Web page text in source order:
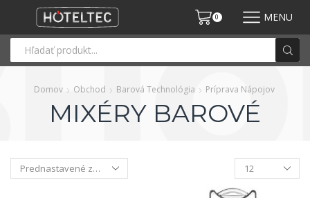
0 MENU
Domov Obchod Barová Technológia Príprava Nápojov
MIXÉRY BAROVÉ